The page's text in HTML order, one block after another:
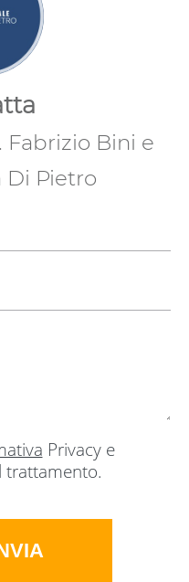
Fabrizio Bini e
Di Pietro
Privacy e
trattamento.